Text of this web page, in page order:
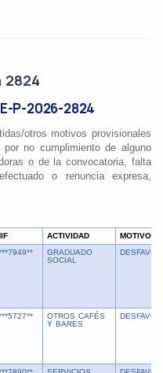
2824
P-2026-2824
otros motivos provisionales
no cumplimiento de alguno
o de la convocatoria, falta
o renuncia expresa,
ACTIVIDAD
MOTIVO
GRADUADO
SOCIAL
OTROS CAFÉS
Y BARES